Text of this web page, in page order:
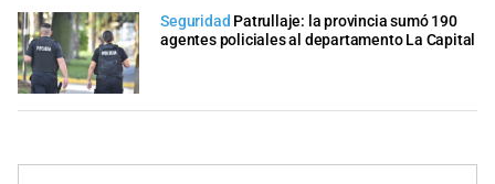
Seguridad Patrullaje: la provincia sumó 190
agentes policiales al departamento La Capital